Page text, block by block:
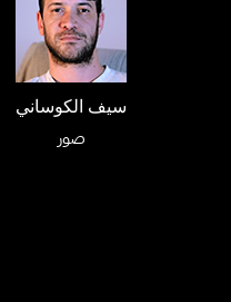
سيف الكوساني
صور